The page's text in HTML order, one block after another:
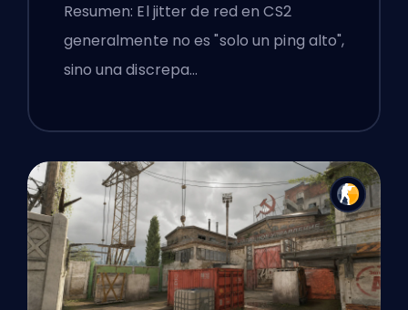
Resumen: El jitter de red en CS2
generalmente no es "solo un ping alto",
sino una discrepa…